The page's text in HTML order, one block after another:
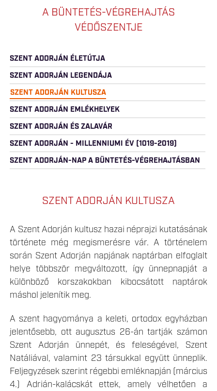
A BÜNTETÉS-VÉGREHAJTÁS
VÉDŐSZENTJE
SZENT ADORJÁN ÉLETÚTJA
SZENT ADORJÁN LEGENDÁJA
SZENT ADORJÁN KULTUSZA
SZENT ADORJÁN EMLÉKHELYEK
SZENT ADORJÁN ÉS ZALAVÁR
SZENT ADORJÁN - MILLENNIUMI ÉV (1019-2019)
SZENT ADORJÁN-NAP A BÜNTETÉS-VÉGREHAJTÁSBAN
SZENT ADORJÁN KULTUSZA
A Szent Adorján kultusz hazai néprajzi kutatásának
története még megismerésre vár. A történelem
során Szent Adorján napjának naptárban elfoglalt
helye többször megváltozott, így ünnepnapját a
különböző korszakokban kibocsátott naptárok
máshol jelenítik meg.
A szent hagyománya a keleti, ortodox egyházban
jelentősebb, ott augusztus 26-án tartják számon
Szent Adorján ünnepét, és feleségével, Szent
Natáliával, valamint 23 társukkal együtt ünneplik.
Feljegyzések szerint régebbi emléknapján (március
4.) Adrián-kalácskát ettek, amely vélhetően a